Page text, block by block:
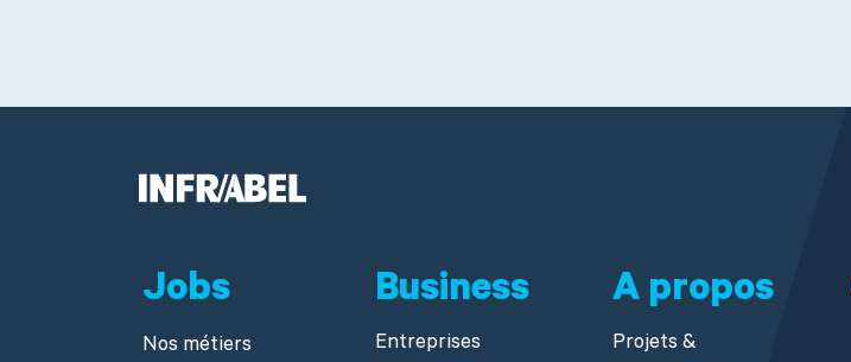
Jobs
Nos métiers
Business
Entreprises
A propos
Projets &